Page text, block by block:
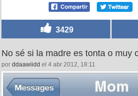
3429
No sé si la madre es tonta o muy
por ddaawiidd el 4 abr 2012, 18:11